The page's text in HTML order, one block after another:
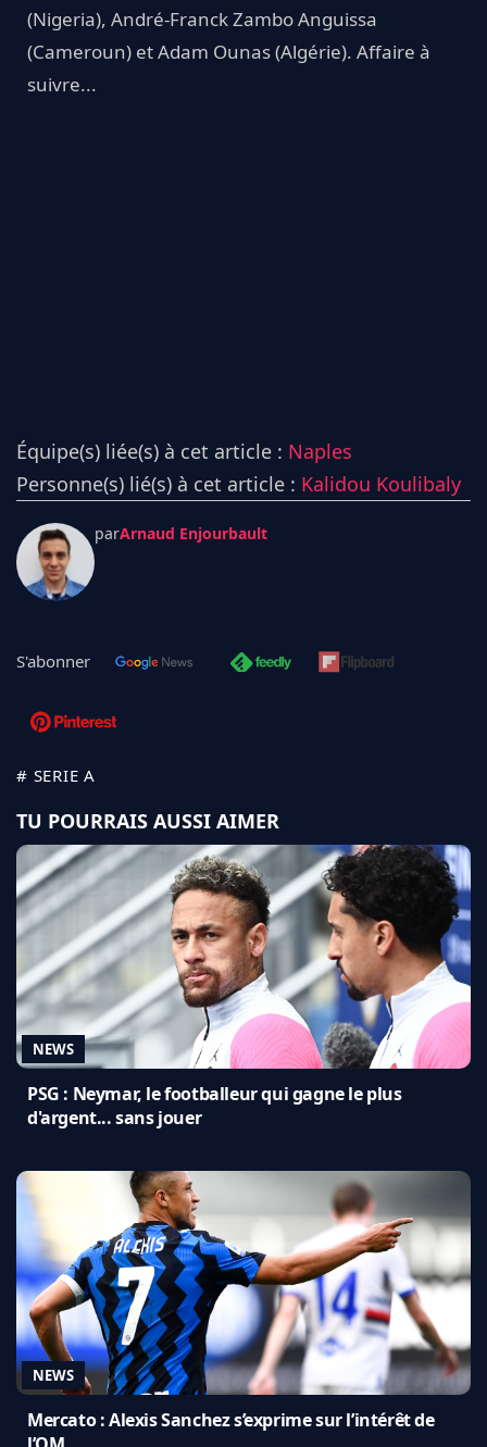
(Nigeria), André-Franck Zambo Anguissa
(Cameroun) et Adam Ounas (Algérie). Affaire à
suivre...
Équipe(s) liée(s) à cet article : Naples
Personne(s) lié(s) à cet article : Kalidou Koulibaly
parArnaud Enjourbault
S'abonner
# SERIE A
TU POURRAIS AUSSI AIMER
NEWS
PSG : Neymar, le footballeur qui gagne le plus
d'argent... sans jouer
NEWS
Mercato : Alexis Sanchez s’exprime sur l’intérêt de